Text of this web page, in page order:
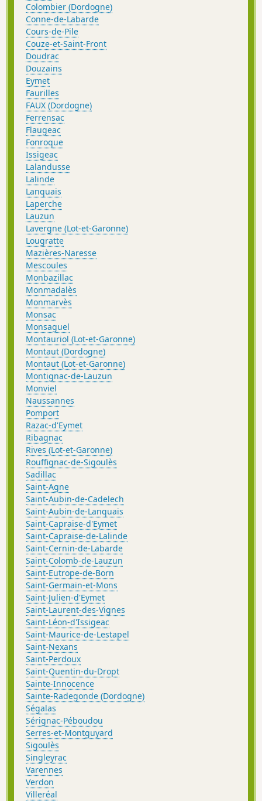
Colombier (Dordogne)
Conne-de-Labarde
Cours-de-Pile
Couze-et-Saint-Front
Doudrac
Douzains
Eymet
Faurilles
FAUX (Dordogne)
Ferrensac
Flaugeac
Fonroque
Issigeac
Lalandusse
Lalinde
Lanquais
Laperche
Lauzun
Lavergne (Lot-et-Garonne)
Lougratte
Mazières-Naresse
Mescoules
Monbazillac
Monmadalès
Monmarvès
Monsac
Monsaguel
Montauriol (Lot-et-Garonne)
Montaut (Dordogne)
Montaut (Lot-et-Garonne)
Montignac-de-Lauzun
Monviel
Naussannes
Pomport
Razac-d'Eymet
Ribagnac
Rives (Lot-et-Garonne)
Rouffignac-de-Sigoulès
Sadillac
Saint-Agne
Saint-Aubin-de-Cadelech
Saint-Aubin-de-Lanquais
Saint-Capraise-d'Eymet
Saint-Capraise-de-Lalinde
Saint-Cernin-de-Labarde
Saint-Colomb-de-Lauzun
Saint-Eutrope-de-Born
Saint-Germain-et-Mons
Saint-Julien-d'Eymet
Saint-Laurent-des-Vignes
Saint-Léon-d'Issigeac
Saint-Maurice-de-Lestapel
Saint-Nexans
Saint-Perdoux
Saint-Quentin-du-Dropt
Sainte-Innocence
Sainte-Radegonde (Dordogne)
Ségalas
Sérignac-Péboudou
Serres-et-Montguyard
Sigoulès
Singleyrac
Varennes
Verdon
Villeréal